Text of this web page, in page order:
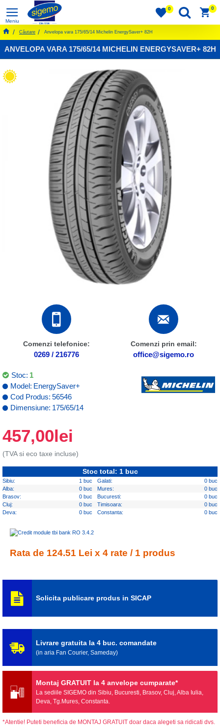
0 0
Căutare Anvelopa vara 175/65/14 Michelin EnergySaver+ 82H
ANVELOPA VARA 175/65/14 MICHELIN ENERGYSAVER+ 82H
Comenzi telefonice:
0269 / 216776
Comenzi prin email:
office@sigemo.ro
457,00lei
(TVA si eco taxe incluse)
Stoc: 1
Model: EnergySaver+
Cod Produs: 56546
Dimensiune: 175/65/14
Stoc total: 1 buc
Sibiu: 1 buc Galati:
0 buc
Alba:
0 buc Mures:
0 buc
Brasov:
0 buc Bucuresti:
0 buc
Cluj:
0 buc Timisoara:
0 buc
Deva:
0 buc Constanta: 0 buc
Rata de 124.51 Lei x 4 rate / 1 produs
Solicita publicare produs in SICAP
Livrare gratuita la 4 buc. comandate
(in aria Fan Courier, Sameday)
Montaj GRATUIT la 4 anvelope cumparate*
La sediile SIGEMO din Sibiu, Bucuresti, Brasov, Cluj, Alba Iulia,
Deva, Tg.Mures, Constanta.
*Atentie! Puteti beneficia de MONTAJ GRATUIT doar daca alegeti sa ridicati dvs.